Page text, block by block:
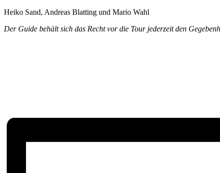
Heiko Sand, Andreas Blatting und Mario Wahl
Der Guide behält sich das Recht vor die Tour jederzeit den